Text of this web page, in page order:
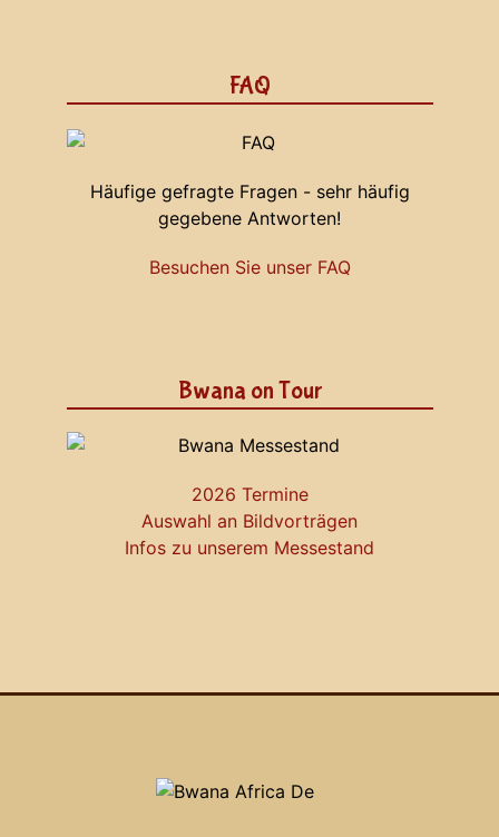
FAQ
Häufige gefragte Fragen - sehr häufig
gegebene Antworten!
Besuchen Sie unser FAQ
Bwana on Tour
2026 Termine
Auswahl an Bildvorträgen
Infos zu unserem Messestand